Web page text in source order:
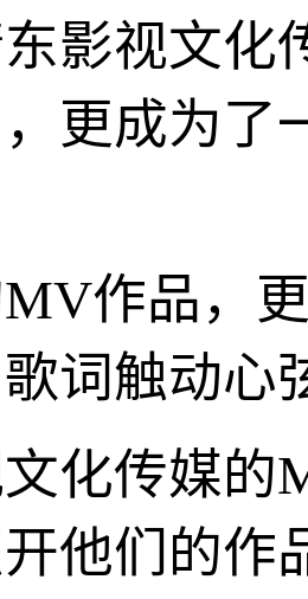
影视文化
更成为了
作品，
词触动心
化传媒的
他们的作